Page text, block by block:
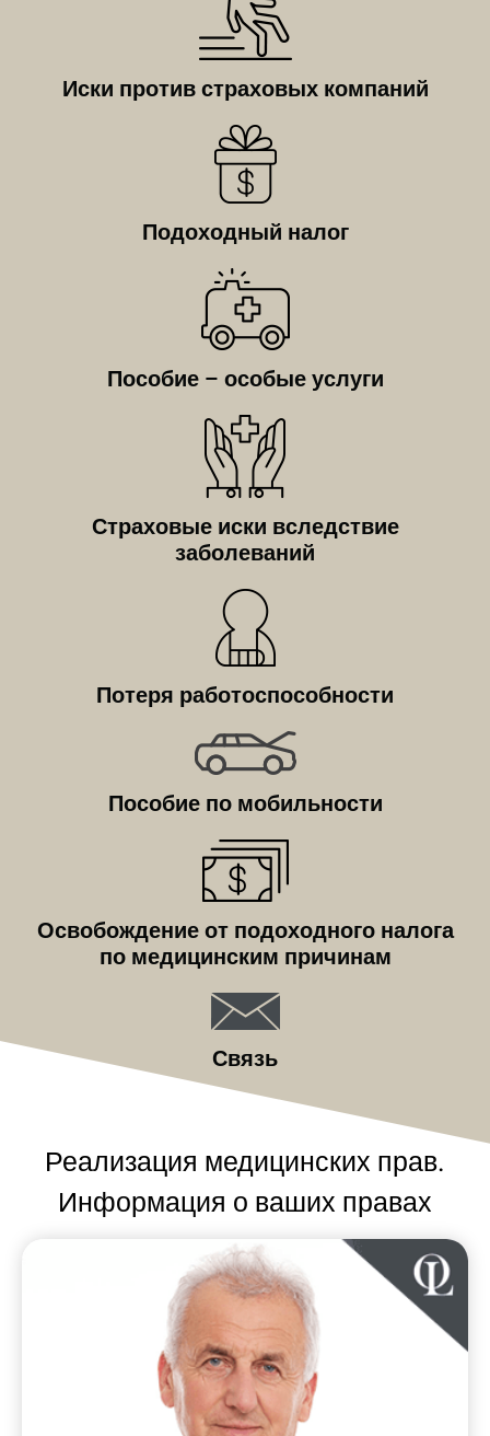
Иски против страховых компаний
Подоходный налог
Пособие – особые услуги
Страховые иски вследствие
заболеваний
Потеря работоспособности
Пособие по мобильности
Освобождение от подоходного налога
по медицинским причинам
Связь
Реализация медицинских прав.
Информация о ваших правах